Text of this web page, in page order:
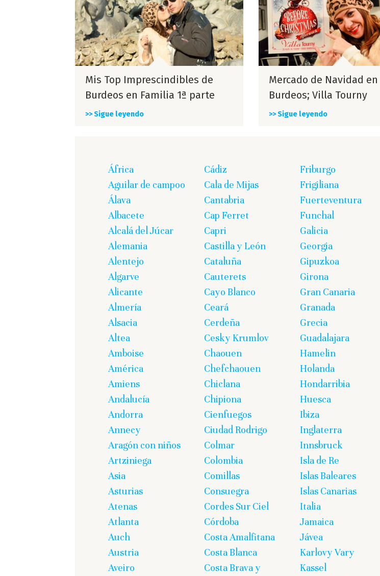
Mis Top Imprescindibles de
Burdeos en Familia 1ª parte
>> Sigue leyendo
Mercado de Navidad en
Burdeos; Villa Tourny
>> Sigue leyendo
África
Aguilar de campoo
Álava
Albacete
Alcalá del Júcar
Alemania
Alentejo
Algarve
Alicante
Almería
Alsacia
Altea
Amboise
América
Amiens
Andalucía
Andorra
Annecy
Aragón con niños
Artziniega
Asia
Asturias
Atenas
Atlanta
Auch
Austria
Aveiro
Cádiz
Cala de Mijas
Cantabria
Cap Ferret
Capri
Castilla y León
Cataluña
Cauterets
Cayo Blanco
Ceará
Cerdeña
Cesky Krumlov
Chaouen
Chefchaouen
Chiclana
Chipiona
Cienfuegos
Ciudad Rodrigo
Colmar
Colombia
Comillas
Consuegra
Cordes Sur Ciel
Córdoba
Costa Amalfitana
Costa Blanca
Costa Brava y
Friburgo
Frigiliana
Fuerteventura
Funchal
Galicia
Georgia
Gipuzkoa
Girona
Gran Canaria
Granada
Grecia
Guadalajara
Hamelin
Holanda
Hondarribia
Huesca
Ibiza
Inglaterra
Innsbruck
Isla de Re
Islas Baleares
Islas Canarias
Italia
Jamaica
Jávea
Karlovy Vary
Kassel